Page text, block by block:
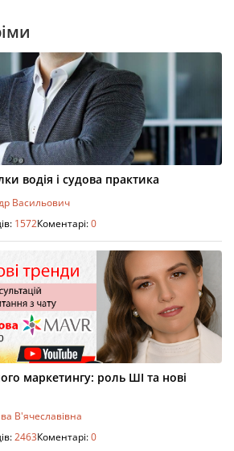
водія і судова практика
Васильович
1572Коментарі:0
маркетингу: роль ШІ та нові
В'ячеславівна
2463Коментарі:0